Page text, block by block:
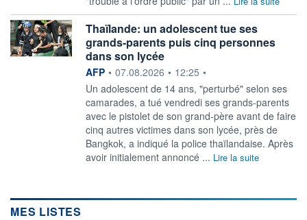
Thaïlande: un adolescent tue ses
grands-parents puis cinq personnes
dans son lycée
information fournie par
AFP • 07.08.2026 • 12:25 •
Un adolescent de 14 ans, "perturbé" selon ses
camarades, a tué vendredi ses grands-parents
avec le pistolet de son grand-père avant de faire
cinq autres victimes dans son lycée, près de
Bangkok, a indiqué la police thaïlandaise. Après
avoir initialement annoncé ... Lire la suite
MES LISTES